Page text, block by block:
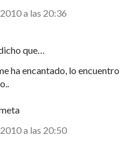
a las 20:36
que…
ha encantado, lo encuentro
a las 20:50